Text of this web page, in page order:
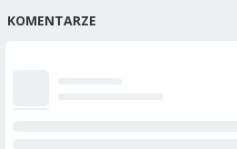
KOMENTARZE